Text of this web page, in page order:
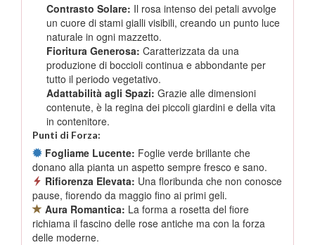
Contrasto Solare: Il rosa intenso dei petali avvolge
un cuore di stami gialli visibili, creando un punto luce
naturale in ogni mazzetto.
Fioritura Generosa: Caratterizzata da una
produzione di boccioli continua e abbondante per
tutto il periodo vegetativo.
Adattabilità agli Spazi: Grazie alle dimensioni
contenute, è la regina dei piccoli giardini e della vita
in contenitore.
Punti di Forza:
Fogliame Lucente: Foglie verde brillante che
donano alla pianta un aspetto sempre fresco e sano.
Rifiorenza Elevata: Una floribunda che non conosce
pause, fiorendo da maggio fino ai primi geli.
Aura Romantica: La forma a rosetta del fiore
richiama il fascino delle rose antiche ma con la forza
delle moderne.